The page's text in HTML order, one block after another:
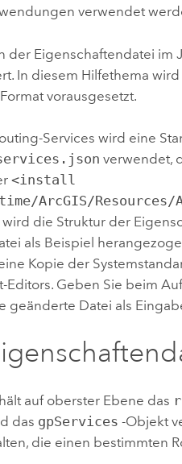
verwendet
Eigenschaftendatei im
In diesem Hilfethema
vorausgesetzt.
Services wird eine
verwendet,
<install
ArcGIS/
die Struktur der
als Beispiel
Kopie der
Editors. Geben Sie beim
geänderte Datei als
auf oberster Ebene das
das gpServices -Objekt
die einen bestimmten